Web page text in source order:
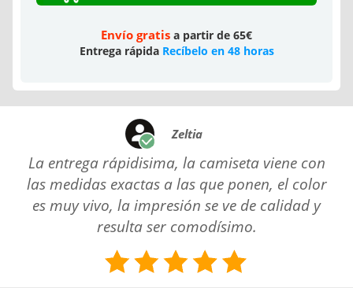
Envío gratis a partir de 65€
Entrega rápida Recíbelo en 48 horas
Zeltia
La entrega rápidisima, la camiseta viene con
las medidas exactas a las que ponen, el color
es muy vivo, la impresión se ve de calidad y
resulta ser comodísimo.